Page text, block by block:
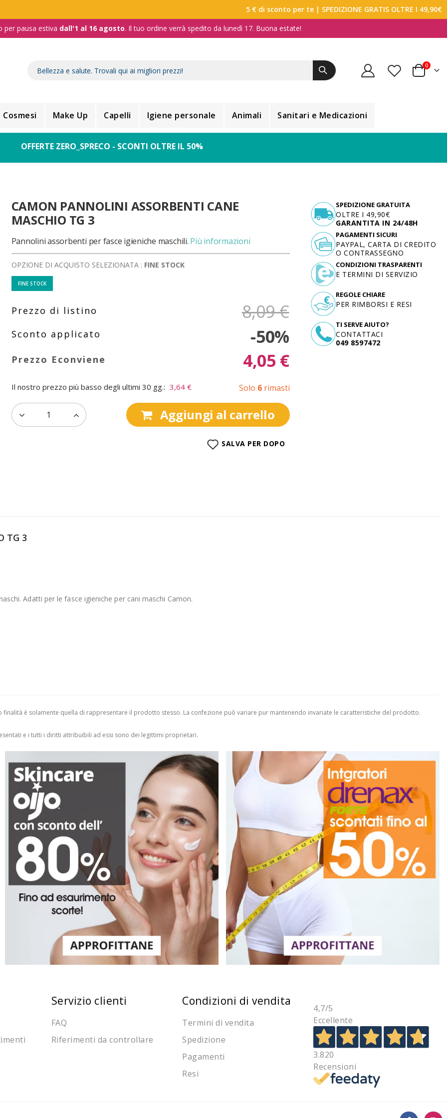
5 € di sconto per te | SPEDIZIONE GRATIS OLTRE I 49,90€
per pausa estiva dall'1 al 16 agosto. Il tuo ordine verrà spedito da lunedì 17. Buona estate!
Carrello
0
Cosmesi Make Up Capelli Igiene personale Animali Sanitari e Medicazioni
OFFERTE ZERO_SPRECO - SCONTI OLTRE IL 50%
CAMON PANNOLINI ASSORBENTI CANE
MASCHIO TG 3
Pannolini assorbenti per fasce igieniche maschili. Più informazioni
OPZIONE DI ACQUISTO SELEZIONATA : FINE STOCK
FINE STOCK
8,09 €
-50%
4,05 €
Il nostro prezzo più basso degli ultimi 30 gg.: 3,64 € Solo 6rimasti
Aggiungi al carrello
SALVA PER DOPO
SPEDIZIONE GRATUITA
OLTRE I 49,90€
GARANTITA IN 24/48H
TI SERVE AIUTO?
CONTATTACI
049 8597472
PAGAMENTI SICURI
PAYPAL, CARTA DI CREDITO
O CONTRASSEGNO
CONDIZIONI TRASPARENTI
E TERMINI DI SERVIZIO
REGOLE CHIARE
PER RIMBORSI E RESI
TG 3
Adatti per le fasce igieniche per cani maschi Camon.
è solamente quella di rappresentare il prodotto stesso. La confezione può variare pur mantenendo invariate le caratteristiche del prodotto.
e i tutti i diritti attribuibili ad essi sono dei legittimi proprietari.
Servizio clienti
FAQ
Riferimenti da controllare
Condizioni di vendita
Termini di vendita
Spedizione
Pagamenti
Resi
4,7/5
Eccellente
3.820
Recensioni